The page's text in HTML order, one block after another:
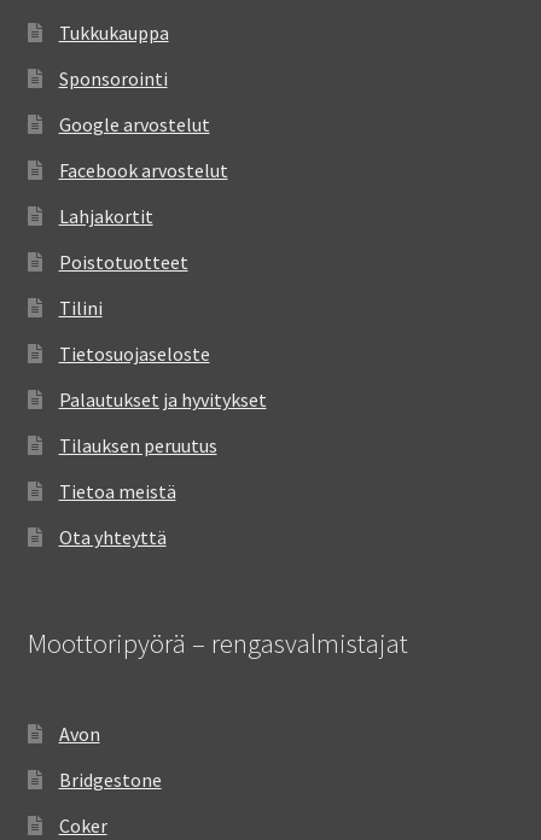
Tukkukauppa
Sponsorointi
Google arvostelut
Facebook arvostelut
Lahjakortit
Poistotuotteet
Tilini
Tietosuojaseloste
Palautukset ja hyvitykset
Tilauksen peruutus
Tietoa meistä
Ota yhteyttä
Moottoripyörä – rengasvalmistajat
Avon
Bridgestone
Coker